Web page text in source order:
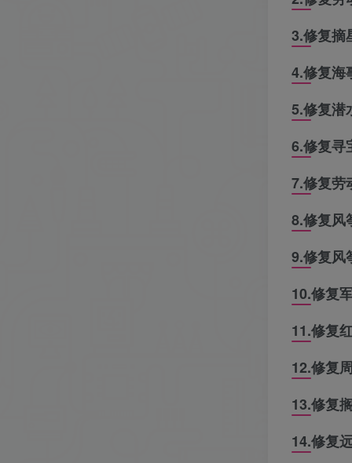
3.修复摘
4.修复海
5.修复潜
6.修复寻
7.修复劳
8.修复风
9.修复风
10.修复
11.修复
12.修复
13.修复
14.修复